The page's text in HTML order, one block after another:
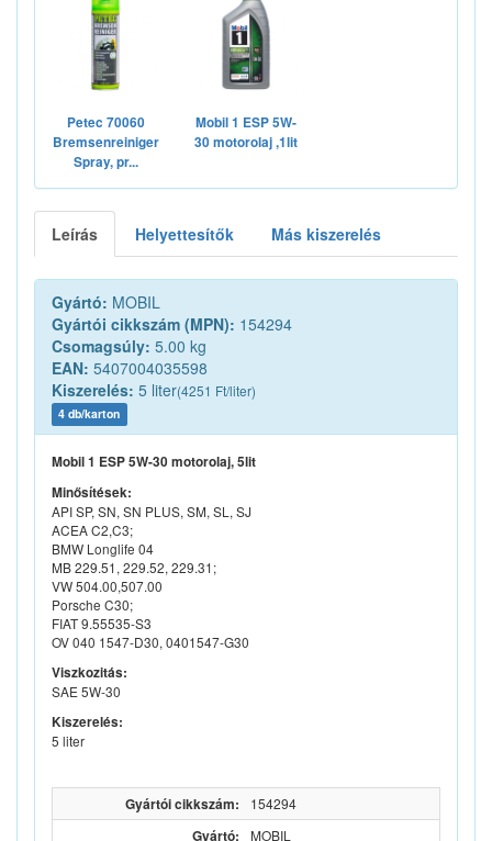
Petec 70060
Bremsenreiniger
Spray, pr...
Mobil 1 ESP 5W-
30 motorolaj ,1lit
Leírás Helyettesítők Más kiszerelés
Gyártó: MOBIL
Gyártói cikkszám (MPN): 154294
Csomagsúly: 5.00 kg
EAN: 5407004035598
Kiszerelés: 5 liter(4251 Ft/liter)
4 db/karton
Mobil 1 ESP 5W-30 motorolaj, 5lit
Minősítések:
API SP, SN, SN PLUS, SM, SL, SJ
ACEA C2,C3;
BMW Longlife 04
MB 229.51, 229.52, 229.31;
VW 504.00,507.00
Porsche C30;
FIAT 9.55535-S3
OV 040 1547-D30, 0401547-G30
Viszkozitás:
SAE 5W-30
Kiszerelés:
5 liter
Gyártói cikkszám: 154294
Gyártó: MOBIL